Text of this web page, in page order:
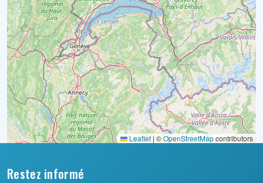
Leaflet | ©OpenStreetMapcontributors
Restez informé